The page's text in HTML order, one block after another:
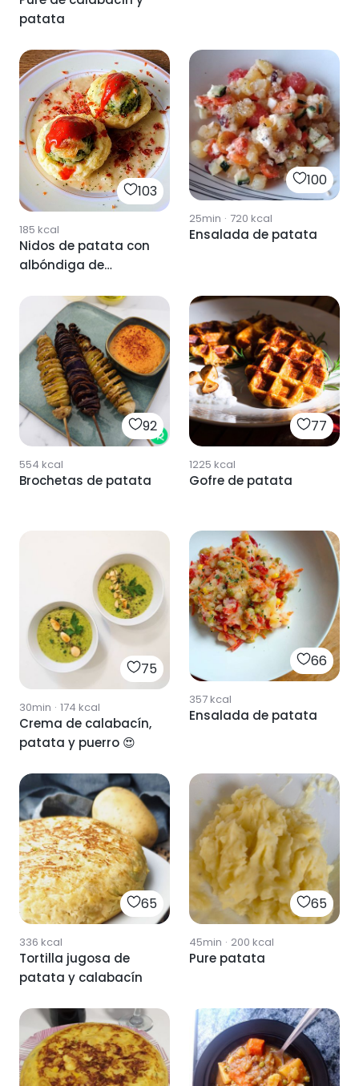
patata
103
185 kcal
Nidos de patata con
albóndiga de
100
25min · 720 kcal
Ensalada de patata
92
554 kcal
Brochetas de patata
77
1225 kcal
Gofre de patata
75
30min · 174 kcal
Crema de calabacín,
patata y puerro 😍
66
357kcal
Ensalada de patata
65
336 kcal
Tortilla jugosa de
patata y calabacín
65
45min · 200 kcal
Pure patata